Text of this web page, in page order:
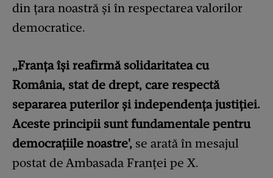
din țara noastră și în respectarea valorilor
democratice.
„Franța își reafirmă solidaritatea cu
România, stat de drept, care respectă
separarea puterilor și independența justiției.
Aceste principii sunt fundamentale pentru
democrațiile noastre', se arată în mesajul
postat de Ambasada Franței pe X.